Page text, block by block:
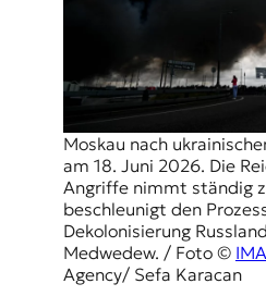
Moskau nach
am 18. Juni 2026. Die
Angriffe nimmt ständig
beschleunigt den
Dekolonisierung
Medwedew. / Foto ©
Agency/ Sefa Karacan